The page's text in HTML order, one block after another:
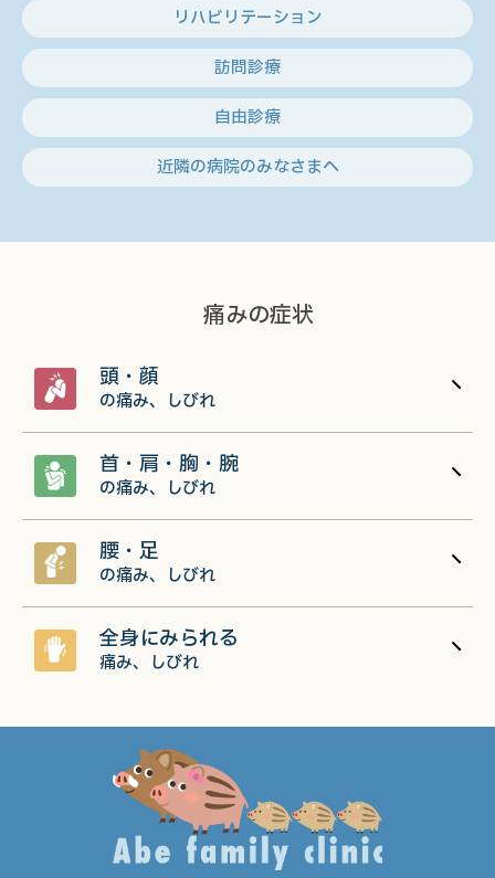
リハビリテーション
訪問診療
自由診療
近隣の病院のみなさまへ
痛みの症状
頭・顔
の痛み、しびれ
首・肩・胸・腕
の痛み、しびれ
腰・足
の痛み、しびれ
全身にみられる
痛み、しびれ